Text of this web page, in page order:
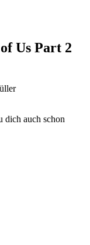
Us Part 2
dich auch schon